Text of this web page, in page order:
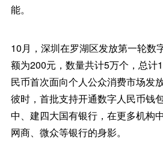
能。
10月，深圳在罗湖区发放第一轮数
额为200元，数量共计5万个，总计
民币首次面向个人公众消费市场发
彼时，首批支持开通数字人民币钱
中、建四大国有银行，在更多机构中
网商、微众等银行的身影。